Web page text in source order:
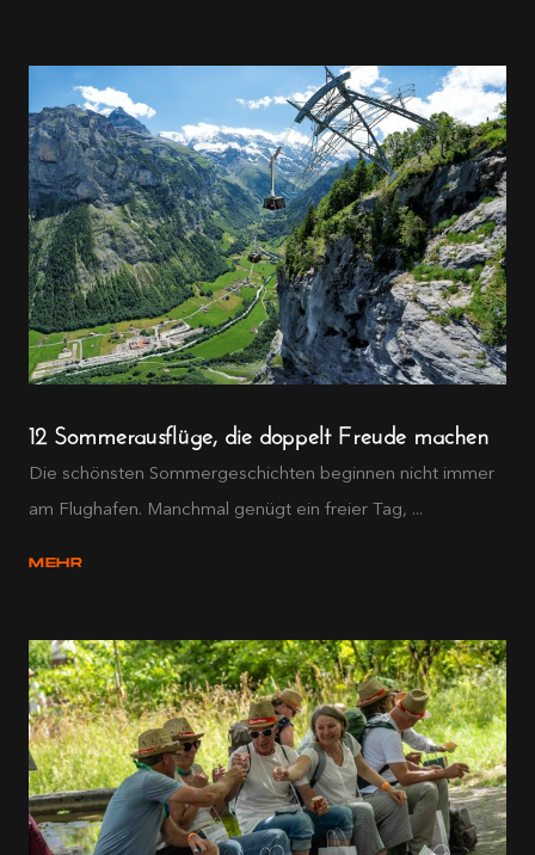
12 Sommerausflüge, die doppelt Freude machen
Die schönsten Sommergeschichten beginnen nicht immer
am Flughafen. Manchmal genügt ein freier Tag, ...
MEHR